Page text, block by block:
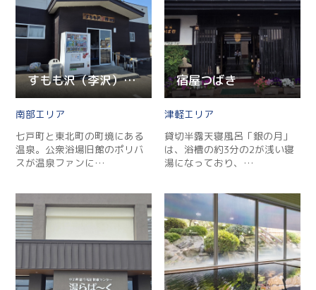
すもも沢（李沢）温泉郷
南部
七戸町と東北町の町境にある
温泉。公衆浴場旧館のポリバ
スが温泉ファンに…
宿屋つばき
津軽
貸切半露天寝風呂「銀の月」
は、浴槽の約3分の2が浅い寝
湯になっており、…